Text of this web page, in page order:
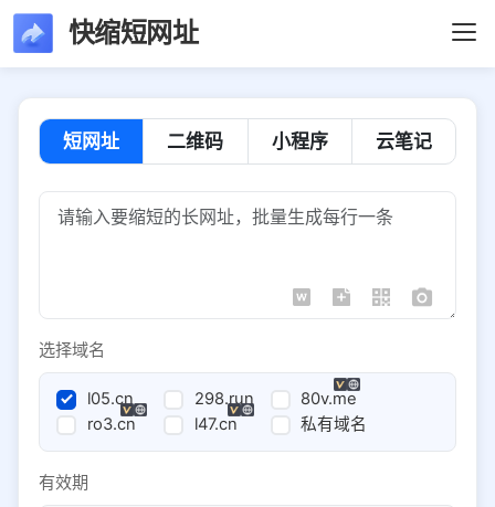
快缩短网址
短网址 二维码 小程序 云笔记
选择域名
l05.cn 298.run
80v.me
ro3.cn
l47.cn 私有域名
有效期